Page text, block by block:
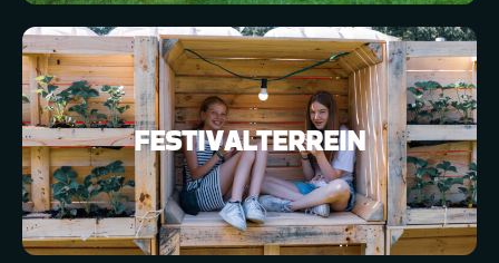
FESTIVALTERREIN